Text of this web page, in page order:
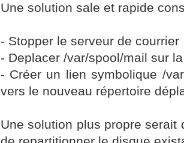
Une solution sale et rapide
- Stopper le serveur de courrier
- Deplacer /var/spool/mail sur
- Créer un lien symbolique /
vers le nouveau répertoire
Une solution plus propre serait